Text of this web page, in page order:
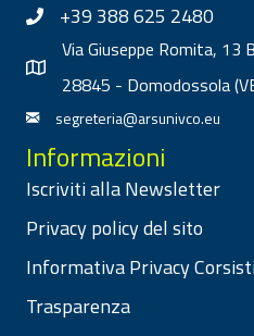
+39 388 625 2480
Via Giuseppe Romita, 13
28845 - Domodossola
segreteria@arsunivco.eu
Informazioni
Iscriviti alla Newsletter
Privacy policy del sito
Informativa Privacy
Trasparenza